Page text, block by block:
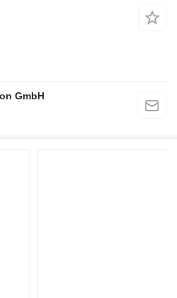
GmbH